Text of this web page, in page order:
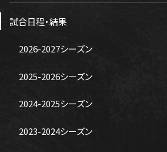
試合日程・結果
2026-2027シーズン
2025-2026シーズン
2024-2025シーズン
2023-2024シーズン